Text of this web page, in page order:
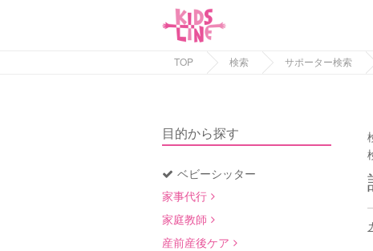
TOP 検索 サポーター検索
目的から探す
ベビーシッター
家事代行
家庭教師
産前産後ケア